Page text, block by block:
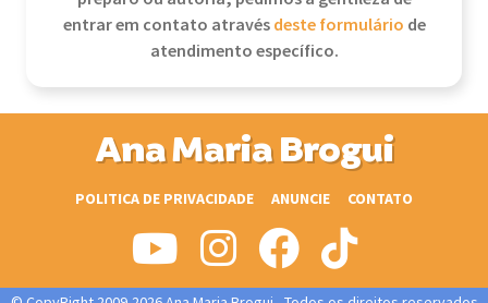
entrar em contato atravésdeste formulário de
atendimento específico.
Ana Maria Brogui
POLITICA DE PRIVACIDADE ANUNCIE CONTATO